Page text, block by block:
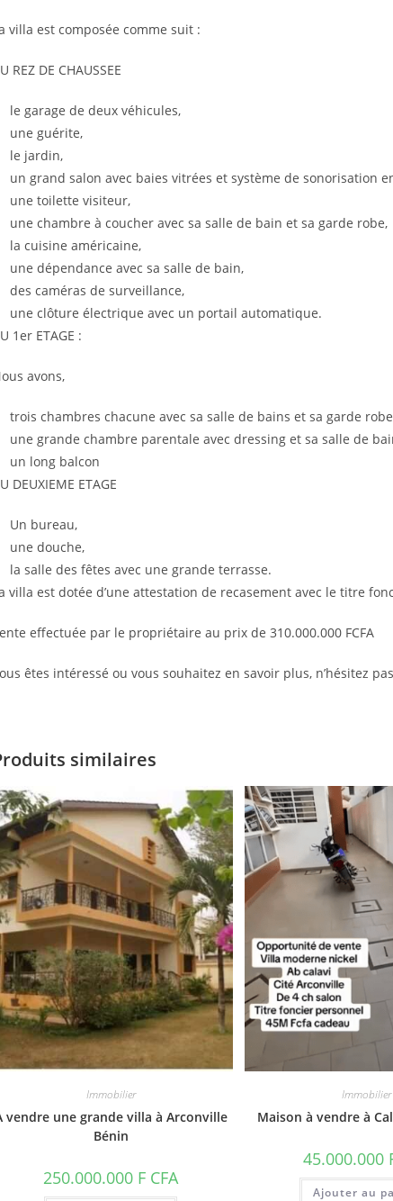
villa est composée comme suit :
REZ DE CHAUSSEE
le garage de deux véhicules,
une guérite,
le jardin,
un grand salon avec baies vitrées et système de sonorisation
une toilette visiteur,
une chambre à coucher avec sa salle de bain et sa garde robe,
la cuisine américaine,
une dépendance avec sa salle de bain,
des caméras de surveillance,
une clôture électrique avec un portail automatique.
1er ETAGE :
avons,
trois chambres chacune avec sa salle de bains et sa garde
une grande chambre parentale avec dressing et sa salle de
un long balcon
DEUXIEME ETAGE
Un bureau,
une douche,
la salle des fêtes avec une grande terrasse.
villa est dotée d’une attestation de recasement avec le titre
effectuée par le propriétaire au prix de 310.000.000 FCFA
êtes intéressé ou vous souhaitez en savoir plus, n’hésitez
similaires
Immobilier
vendre une grande villa à Arconville
Bénin
250.000.000 F CFA
Immobilier
Maison à vendre à
45.000.000
Ajouter au